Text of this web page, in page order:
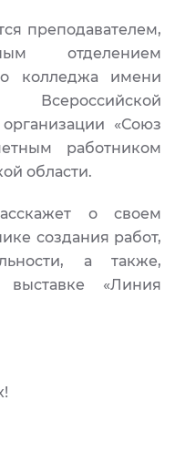
преподавателем,
отделением
колледжа имени
«Союз
работником
области.
о своем
создания работ,
а также,
«Линия